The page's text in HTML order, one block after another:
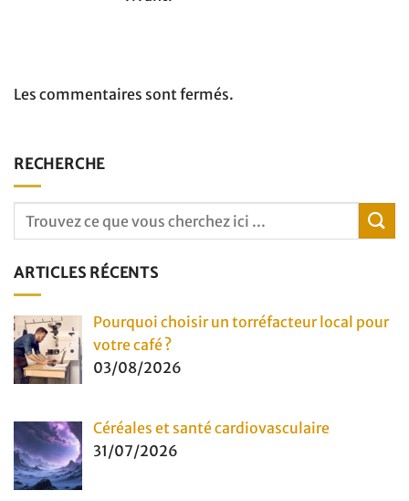
Les commentaires sont fermés.
RECHERCHE
ARTICLES RÉCENTS
Pourquoi choisir un torréfacteur local pour
votre café ?
03/08/2026
Céréales et santé cardiovasculaire
31/07/2026